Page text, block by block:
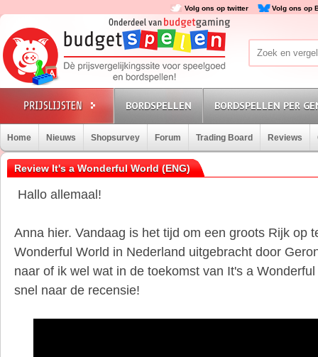
Volg ons op twitter Volg ons op
BORDSPELLEN BORDSPELLEN PER
Home Nieuws Shopsurvey Forum Trading Board Reviews
Review It's a Wonderful World (ENG)
Hallo allemaal!
Anna hier. Vandaag is het tijd om een groots Rijk op
Wonderful World in Nederland uitgebracht door
naar of ik wel wat in de toekomst van It's a
snel naar de recensie!